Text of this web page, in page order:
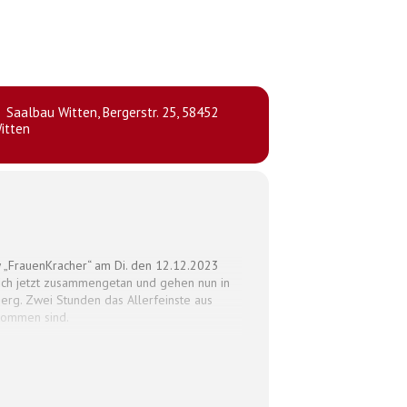
Saalbau Witten, Bergerstr. 25, 58452
am Di. den 12.12.2023
jetzt zusammengetan und gehen nun in
Zwei Stunden das Allerfeinste aus
sind.